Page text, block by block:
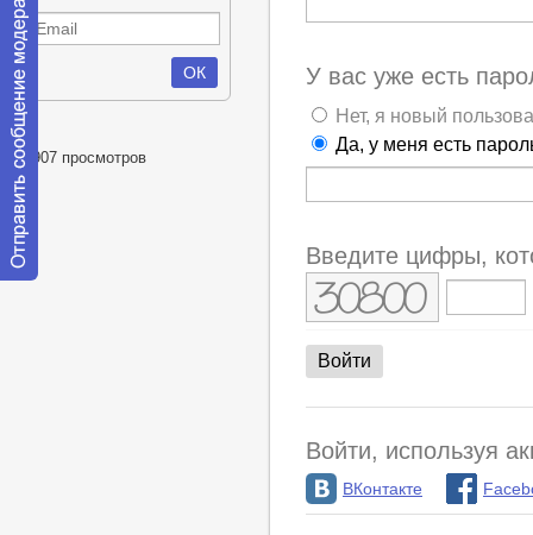
51907 просмотров
У вас уже есть
Нет, я новый
Да, у меня есть
Введите цифры,
Войти, используя
ВКонтакте